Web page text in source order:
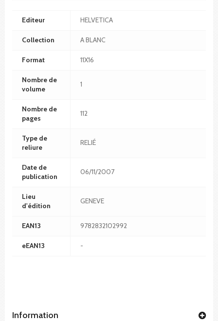
Editeur HELVETICA
Collection A BLANC
Format 11X16
Nombre de
volume
1
Nombre de
pages
112
Type de
reliure
RELIÉ
Date de
publication
06/11/2007
Lieu
d'édition
GENEVE
EAN13 9782832102992
eEAN13 -
Information